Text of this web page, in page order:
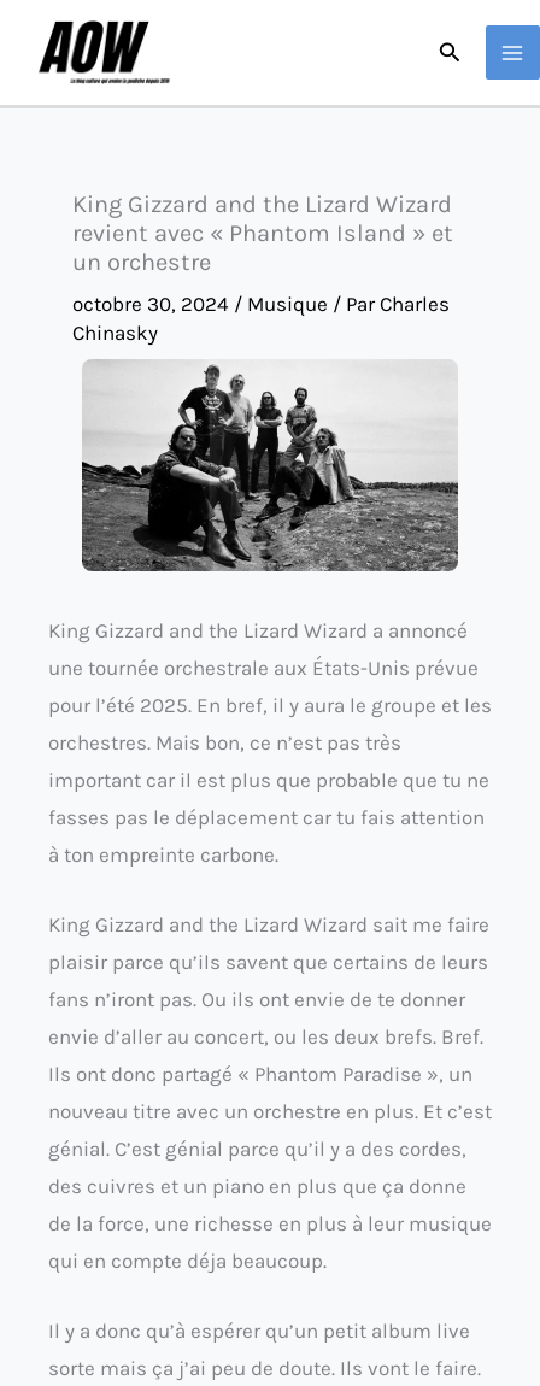
King Gizzard and the Lizard Wizard
revient avec « Phantom Island » et
un orchestre
octobre 30, 2024 / Musique / ParCharles
Chinasky
King Gizzard and the Lizard Wizard a annoncé
une tournée orchestrale aux États-Unis prévue
pour l’été 2025. En bref, il y aura le groupe et les
orchestres. Mais bon, ce n’est pas très
important car il est plus que probable que tu ne
fasses pas le déplacement car tu fais attention
à ton empreinte carbone.
King Gizzard and the Lizard Wizard sait me faire
plaisir parce qu’ils savent que certains de leurs
fans n’iront pas. Ou ils ont envie de te donner
envie d’aller au concert, ou les deux brefs. Bref.
Ils ont donc partagé « Phantom Paradise », un
nouveau titre avec un orchestre en plus. Et c’est
génial. C’est génial parce qu’il y a des cordes,
des cuivres et un piano en plus que ça donne
de la force, une richesse en plus à leur musique
qui en compte déja beaucoup.
Il y a donc qu’à espérer qu’un petit album live
sorte mais ça j’ai peu de doute. Ils vont le faire.